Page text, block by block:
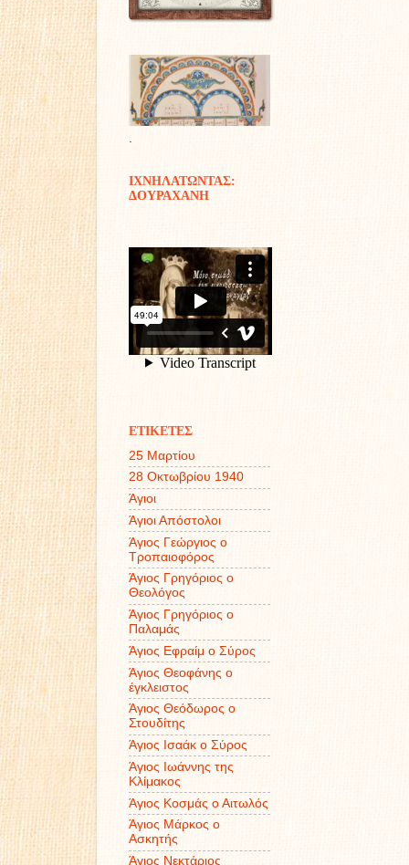
.
ΙΧΝΗΛΑΤΩΝΤΑΣ:
ΔΟΥΡΑΧΑΝΗ
ΕΤΙΚΕΤΕΣ
25 Μαρτίου
28 Οκτωβρίου 1940
Άγιοι
Άγιοι Απόστολοι
Άγιος Γεώργιος ο
Τροπαιοφόρος
Άγιος Γρηγόριος ο
Θεολόγος
Άγιος Γρηγόριος ο
Παλαμάς
Άγιος Εφραίμ ο Σύρος
Άγιος Θεοφάνης ο
έγκλειστος
Άγιος Θεόδωρος ο
Στουδίτης
Άγιος Ισαάκ ο Σύρος
Άγιος Ιωάννης της
Κλίμακος
Άγιος Κοσμάς ο Αιτωλός
Άγιος Μάρκος ο
Ασκητής
Άγιος Νεκτάριος